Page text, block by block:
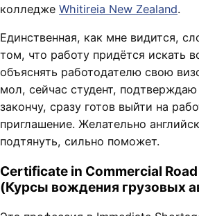
колледже Whitireia New Zealand.
Единственная, как мне видится,
том, что работу придётся искать
объяснять работодателю свою
мол, сейчас студент,
закончу, сразу готов выйти на
приглашение. Желательно
подтянуть, сильно поможет.
Certificate in Commercial
(Курсы вождения грузовых